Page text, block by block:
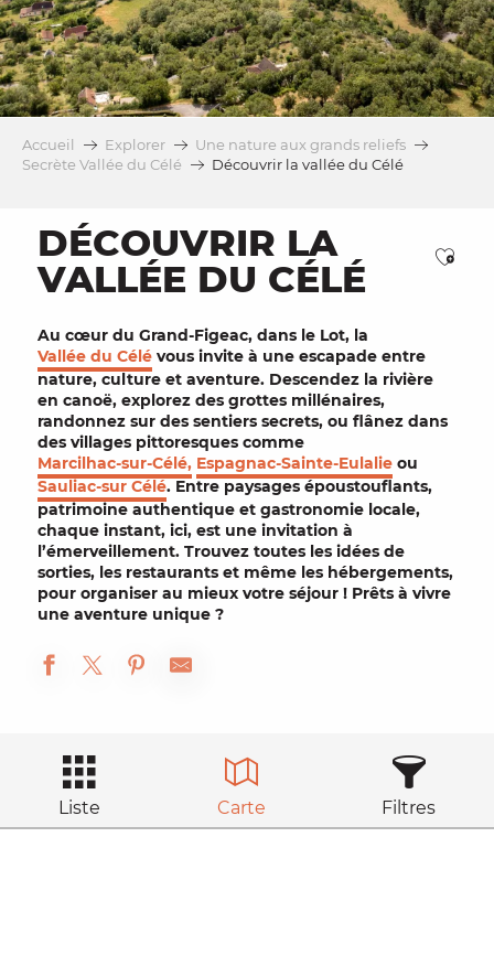
Accueil Explorer
Une nature aux grands reliefs
Secrète Vallée du Célé
Découvrir la vallée du Célé
DÉCOUVRIR LA
VALLÉE DU CÉLÉ
Au cœur du Grand-Figeac, dans le Lot, la
Vallée du Célé vous invite à une escapade entre
nature, culture et aventure. Descendez la rivière
en canoë, explorez des grottes millénaires,
randonnez sur des sentiers secrets, ou flânez dans
des villages pittoresques comme
Marcilhac-sur-Célé, Espagnac-Sainte-Eulalie ou
Sauliac-sur Célé. Entre paysages époustouflants,
patrimoine authentique et gastronomie locale,
chaque instant, ici, est une invitation à
l’émerveillement. Trouvez toutes les idées de
sorties, les restaurants et même les hébergements,
pour organiser au mieux votre séjour ! Prêts à vivre
une aventure unique ?
Liste Carte Filtres